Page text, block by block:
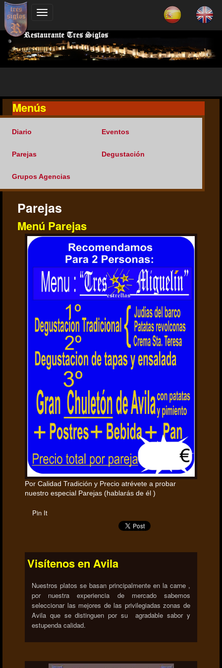
Menús
Diario Eventos
Parejas Degustación
Grupos Agencias
Parejas
Menú Parejas
Por Calidad Tradición y Precio atrévete a probar
nuestro especial Parejas (hablarás de él )
Pin It
Visítenos en Avila
Nuestros platos se basan principalmente en la carne ,
por nuestra experiencia de mercado sabemos
seleccionar las mejores de las privilegiadas zonas de
Avila que se distinguen por su agradable sabor y
estupenda calidad.